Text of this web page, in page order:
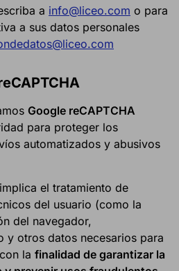
a info@liceo.com o para
a sus datos personales
Google reCAPTCHA
para proteger los
automatizados y abusivos
el tratamiento de
del usuario (como la
del navegador,
y otros datos necesarios para
la finalidad de garantizar la